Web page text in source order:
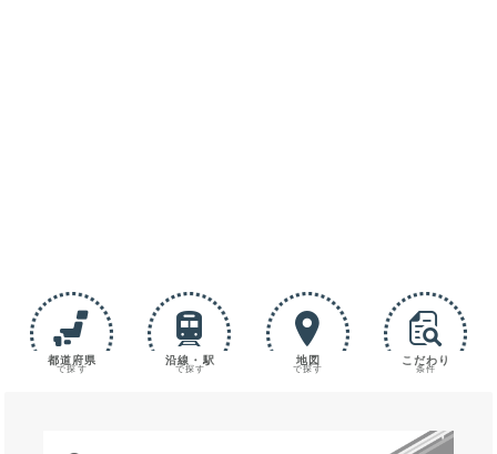
都道府県
で探す
沿線・駅
で探す
地図
で探す
こだわり
条件